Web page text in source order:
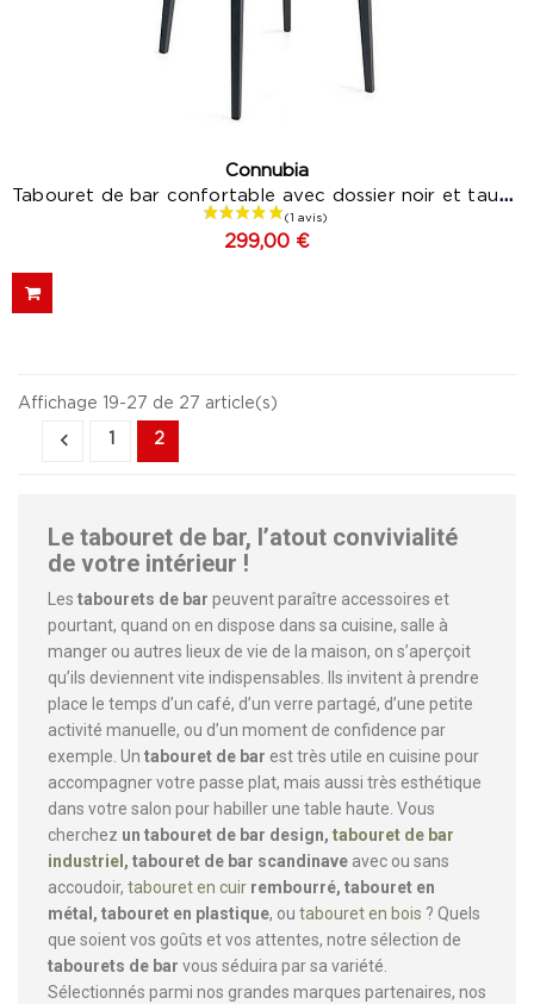
Connubia
Tabouret de bar confortable avec dossier noir et taupe...
299,00 €
Affichage 19-27 de 27 article(s)
 2
Le tabouret de bar, l’atout convivialité
de votre intérieur !
Les tabourets de bar peuvent paraître accessoires et
pourtant, quand on en dispose dans sa cuisine, salle à
manger ou autres lieux de vie de la maison, on s’aperçoit
qu’ils deviennent vite indispensables. Ils invitent à prendre
place le temps d’un café, d’un verre partagé, d’une petite
activité manuelle, ou d’un moment de confidence par
exemple. Un tabouret de bar est très utile en cuisine pour
accompagner votre passe plat, mais aussi très esthétique
dans votre salon pour habiller une table haute. Vous
cherchez un tabouret de bar design, tabouret de bar
industriel , tabouret de bar scandinave avec ou sans
accoudoir, tabouret en cuir rembourré, tabouret en
métal, tabouret en plastique, ou tabouret en bois ? Quels
que soient vos goûts et vos attentes, notre sélection de
tabourets de bar vous séduira par sa variété.
Sélectionnés parmi nos grandes marques partenaires, nos